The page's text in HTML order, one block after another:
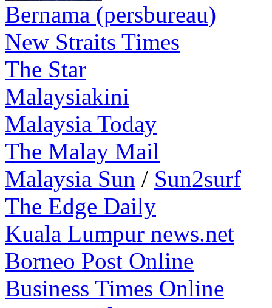
Bernama (persbureau)
New Straits Times
The Star
Malaysiakini
Malaysia Today
The Malay Mail
Malaysia Sun / Sun2surf
The Edge Daily
Kuala Lumpur news.net
Borneo Post Online
Business Times Online